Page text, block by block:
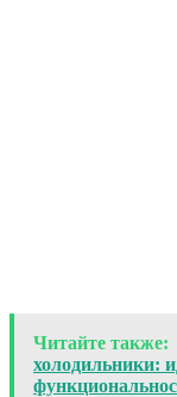
Читайте также:
холодильники: